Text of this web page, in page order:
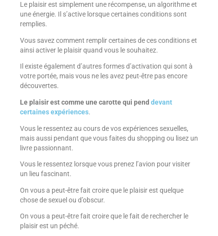
Le plaisir est simplement une récompense, un algorithme et
une énergie. Il s’active lorsque certaines conditions sont
remplies.
Vous savez comment remplir certaines de ces conditions et
ainsi activer le plaisir quand vous le souhaitez.
Il existe également d’autres formes d’activation qui sont à
votre portée, mais vous ne les avez peut-être pas encore
découvertes.
Le plaisir est comme une carotte qui pend devant
certaines expériences.
Vous le ressentez au cours de vos expériences sexuelles,
mais aussi pendant que vous faites du shopping ou lisez un
livre passionnant.
Vous le ressentez lorsque vous prenez l’avion pour visiter
un lieu fascinant.
On vous a peut-être fait croire que le plaisir est quelque
chose de sexuel ou d’obscur.
On vous a peut-être fait croire que le fait de rechercher le
plaisir est un péché.